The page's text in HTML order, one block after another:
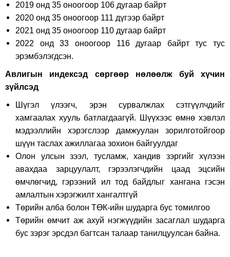
2019 онд 35 оноогоор 106 дугаар байрт
2020 онд 35 оноогоор 111 дүгээр байрт
2021 онд 35 оноогоор 110 дугаар байрт
2022 онд 33 оноогоор 116 дугаар байрт тус тус
эрэмбэлэгдсэн.
Авлигын индексэд сөргөөр нөлөөлж буй хүчин
зүйлсэд
Шүгэл үлээгч, эрэн сурвалжлах сэтгүүлчдийг
хамгаалах хууль батлагдаагүй. Шүүхээс өмнө хэвлэл
мэдээллийн хэрэгслээр дамжуулан зорилготойгоор
шүүн таслах ажиллагаа зохион байгуулдаг
Олон улсын зээл, тусламж, хандив зэргийг хүлээн
авахдаа зарцуулалт, гэрээлэгчдийн цаад эцсийн
өмчлөгчид, гэрээний ил тод байдлыг хангана гэсэн
амлалтын хэрэгжилт хангалтгүй
Төрийн алба болон ТӨК-ийн шударга бус томилгоо
Төрийн өмчит аж ахуй нэгжүүдийн засаглал шударга
бус зэрэг эрсдэл багтсан талаар танилцуулсан байна.